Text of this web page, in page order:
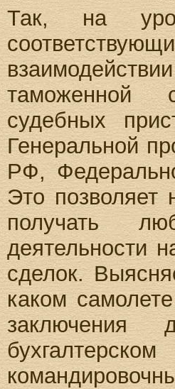
Так, на
таможенной
судебных
Генеральной
РФ,
Это позволяет
получать
деятельности
сделок.
каком